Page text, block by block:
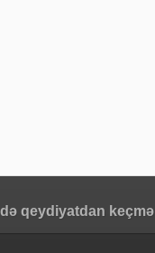
qeydiyatdan keçmə